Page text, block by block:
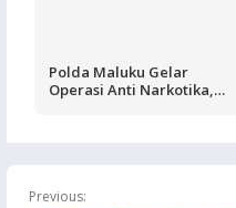
Polda Maluku Gelar
Operasi Anti Narkotika,
Previous: